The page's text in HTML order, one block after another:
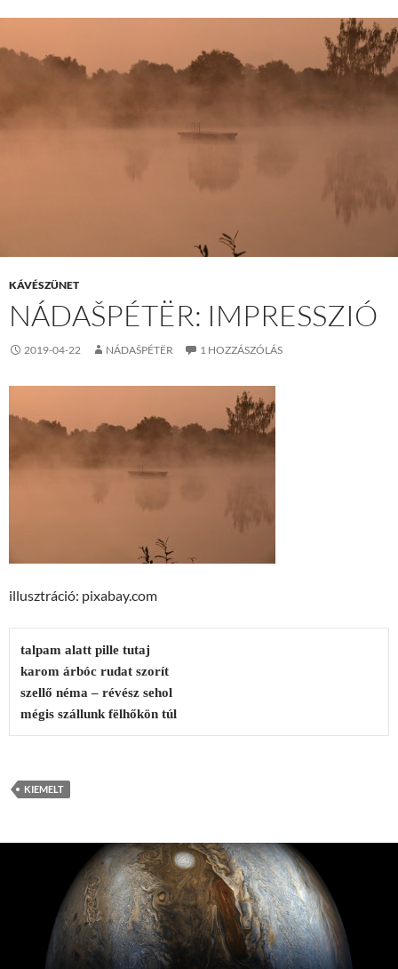
KÁVÉSZÜNET
NÁDAŠPÉTËR: IMPRESSZIÓ
2019-04-22 NÁDAŠPÉTËR 1 HOZZÁSZÓLÁS
illusztráció: pixabay.com
talpam alatt pille tutaj
karom árbóc rudat szorít
szellő néma – révész sehol
mégis szállunk fëlhőkön túl
KIEMELT